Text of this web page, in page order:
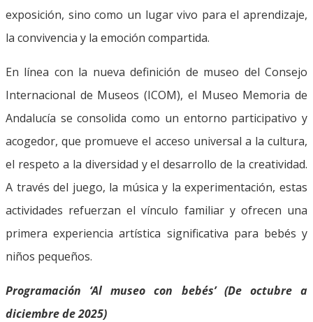
exposición, sino como un lugar vivo para el aprendizaje,
la convivencia y la emoción compartida.
En línea con la nueva definición de museo del Consejo
Internacional de Museos (ICOM), el Museo Memoria de
Andalucía se consolida como un entorno participativo y
acogedor, que promueve el acceso universal a la cultura,
el respeto a la diversidad y el desarrollo de la creatividad.
A través del juego, la música y la experimentación, estas
actividades refuerzan el vínculo familiar y ofrecen una
primera experiencia artística significativa para bebés y
niños pequeños.
Programación ‘Al museo con bebés’ (De octubre a
diciembre de 2025)